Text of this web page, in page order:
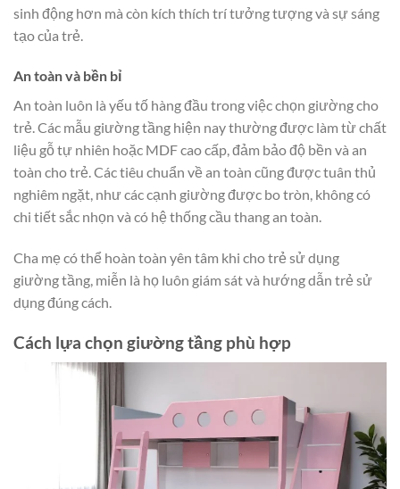
sinh động hơn mà còn kích thích trí tưởng tượng và sự sáng
tạo của trẻ.
An toàn và bền bỉ
An toàn luôn là yếu tố hàng đầu trong việc chọn giường cho
trẻ. Các mẫu giường tầng hiện nay thường được làm từ chất
liệu gỗ tự nhiên hoặc MDF cao cấp, đảm bảo độ bền và an
toàn cho trẻ. Các tiêu chuẩn về an toàn cũng được tuân thủ
nghiêm ngặt, như các cạnh giường được bo tròn, không có
chi tiết sắc nhọn và có hệ thống cầu thang an toàn.
Cha mẹ có thể hoàn toàn yên tâm khi cho trẻ sử dụng
giường tầng, miễn là họ luôn giám sát và hướng dẫn trẻ sử
dụng đúng cách.
Cách lựa chọn giường tầng phù hợp